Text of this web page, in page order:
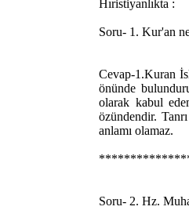
Hıristiyanlıkta :
Soru- 1. Kur'an
Cevap-1.Kuran
önünde
olarak kabul
özündendir.
anlamı olamaz.
Soru- 2. Hz.